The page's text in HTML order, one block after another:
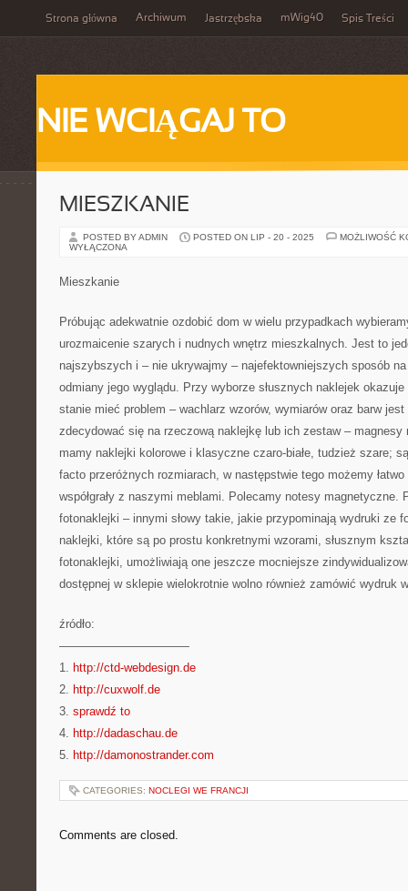
Strona główna Archiwum Jastrzębska mWig40 Spis Treści
NIE WCIĄGAJ TO
MIESZKANIE
POSTED BY ADMIN POSTED ON LIP - 20 - 2025
MOŻLIWOŚĆ
WYŁĄCZONA
Mieszkanie
Próbując adekwatnie ozdobić dom w wielu przypadkach
urozmaicenie szarych i nudnych wnętrz mieszkalnych. Jest to
najszybszych i – nie ukrywajmy – najefektowniejszych sposób
odmiany jego wyglądu. Przy wyborze słusznych naklejek
stanie mieć problem – wachlarz wzorów, wymiarów oraz barw
zdecydować się na rzeczową naklejkę lub ich zestaw – magnesy
mamy naklejki kolorowe i klasyczne czaro-białe, tudzież szare;
facto przeróżnych rozmiarach, w następstwie tego możemy
współgrały z naszymi meblami. Polecamy notesy magnetyczne.
fotonaklejki – innymi słowy takie, jakie przypominają wydruki ze
naklejki, które są po prostu konkretnymi wzorami, słusznym
fotonaklejki, umożliwiają one jeszcze mocniejsze
dostępnej w sklepie wielokrotnie wolno również zamówić wydruk
źródło:
———————————
1. http://ctd-webdesign.de
2. http://cuxwolf.de
3. sprawdź to
4. http://dadaschau.de
5. http://damonostrander.com
CATEGORIES: NOCLEGI WE FRANCJI
Comments are closed.